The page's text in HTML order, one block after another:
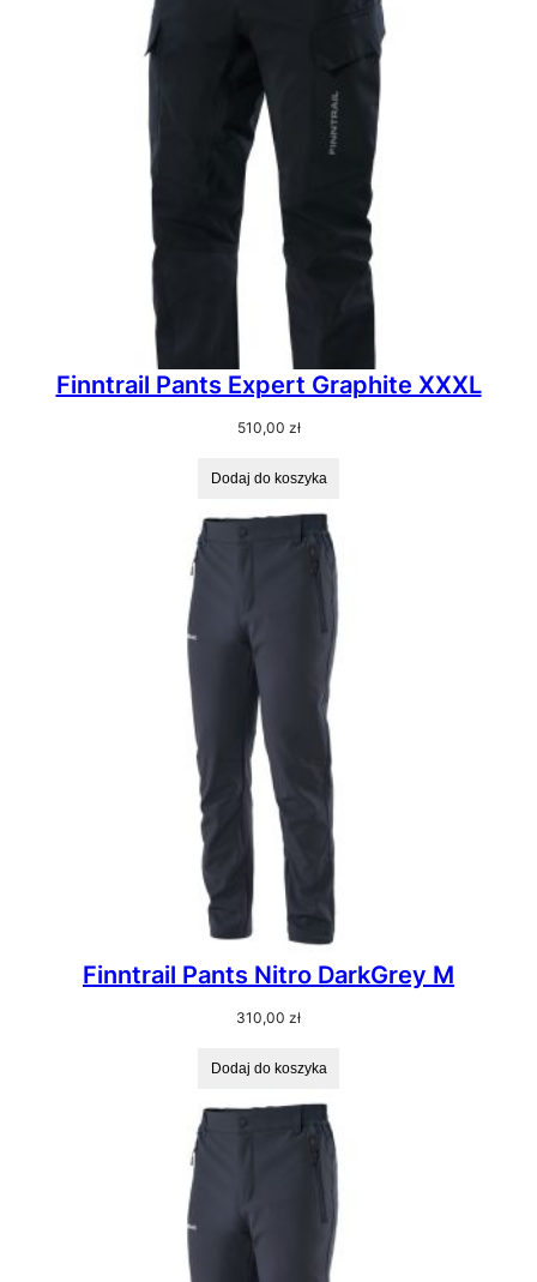
Finntrail Pants Expert Graphite XXXL
510,00 zł
Dodaj do koszyka
Finntrail Pants Nitro DarkGrey M
310,00 zł
Dodaj do koszyka